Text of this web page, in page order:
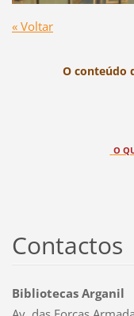
« Voltar
O conteúdo
O
Contactos
Bibliotecas Arganil